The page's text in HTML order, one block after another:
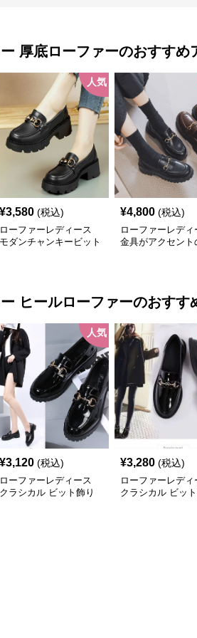
厚底ローファーのおすすめ
人気
¥3,580 (税込)
ローファーレディース
モダンチャンキービット
¥4,800 (税込)
ローファーレディ
金具がアクセント
ヒールローファーのおすす
人気
¥3,120 (税込)
ローファーレディース
クラシカル ビット飾り
¥3,280 (税込)
ローファーレディ
クラシカル ビッ